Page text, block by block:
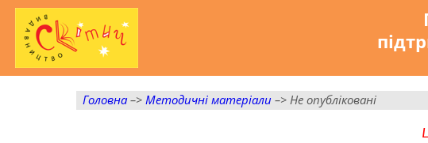
Головна–>Методичні матеріали –> Не опубліковані